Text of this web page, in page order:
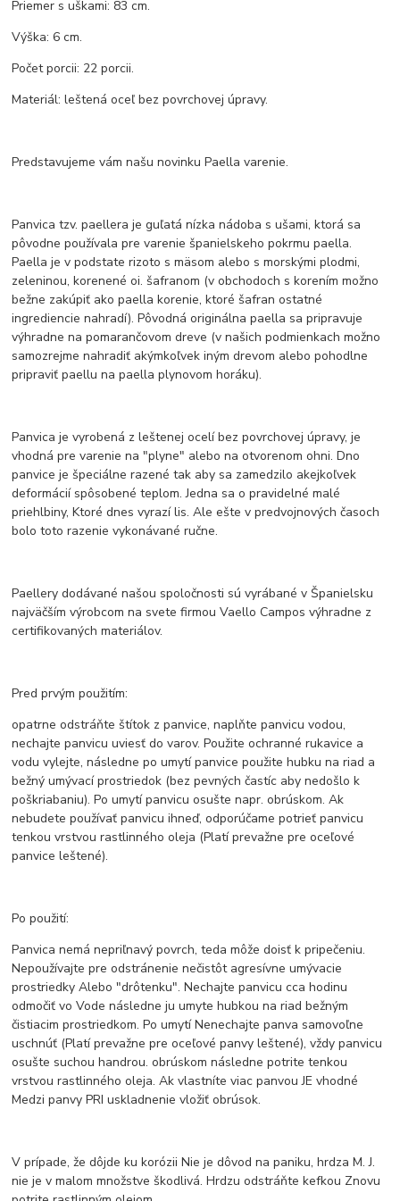
Priemer s uškami: 83 cm.
Výška: 6 cm.
Počet porcii: 22 porcii.
Materiál: leštená oceľ bez povrchovej úpravy.
Predstavujeme vám našu novinku Paella varenie.
Panvica tzv. paellera je guľatá nízka nádoba s ušami, ktorá sa
pôvodne používala pre varenie španielskeho pokrmu paella.
Paella je v podstate rizoto s mäsom alebo s morskými plodmi,
zeleninou, korenené oi. šafranom (v obchodoch s korením možno
bežne zakúpiť ako paella korenie, ktoré šafran ostatné
ingrediencie nahradí). Pôvodná originálna paella sa pripravuje
výhradne na pomarančovom dreve (v našich podmienkach možno
samozrejme nahradiť akýmkoľvek iným drevom alebo pohodlne
pripraviť paellu na paella plynovom horáku).
Panvica je vyrobená z leštenej ocelí bez povrchovej úpravy, je
vhodná pre varenie na "plyne" alebo na otvorenom ohni. Dno
panvice je špeciálne razené tak aby sa zamedzilo akejkoľvek
deformácií spôsobené teplom. Jedna sa o pravidelné malé
priehlbiny, Ktoré dnes vyrazí lis. Ale ešte v predvojnových časoch
bolo toto razenie vykonávané ručne.
Paellery dodávané našou spoločnosti sú vyrábané v Španielsku
najväčším výrobcom na svete firmou Vaello Campos výhradne z
certifikovaných materiálov.
Pred prvým použitím:
opatrne odstráňte štítok z panvice, naplňte panvicu vodou,
nechajte panvicu uviesť do varov. Použite ochranné rukavice a
vodu vylejte, následne po umytí panvice použite hubku na riad a
bežný umývací prostriedok (bez pevných častíc aby nedošlo k
poškriabaniu). Po umytí panvicu osušte napr. obrúskom. Ak
nebudete používať panvicu ihneď, odporúčame potrieť panvicu
tenkou vrstvou rastlinného oleja (Platí prevažne pre oceľové
panvice leštené).
Po použití:
Panvica nemá nepriľnavý povrch, teda môže doisť k pripečeniu.
Nepoužívajte pre odstránenie nečistôt agresívne umývacie
prostriedky Alebo "drôtenku". Nechajte panvicu cca hodinu
odmočiť vo Vode následne ju umyte hubkou na riad bežným
čistiacim prostriedkom. Po umytí Nenechajte panva samovoľne
uschnúť (Platí prevažne pre oceľové panvy leštené), vždy panvicu
osušte suchou handrou. obrúskom následne potrite tenkou
vrstvou rastlinného oleja. Ak vlastníte viac panvou JE vhodné
Medzi panvy PRI uskladnenie vložiť obrúsok.
V prípade, že dôjde ku korózii Nie je dôvod na paniku, hrdza M. J.
nie je v malom množstve škodlivá. Hrdzu odstráňte kefkou Znovu